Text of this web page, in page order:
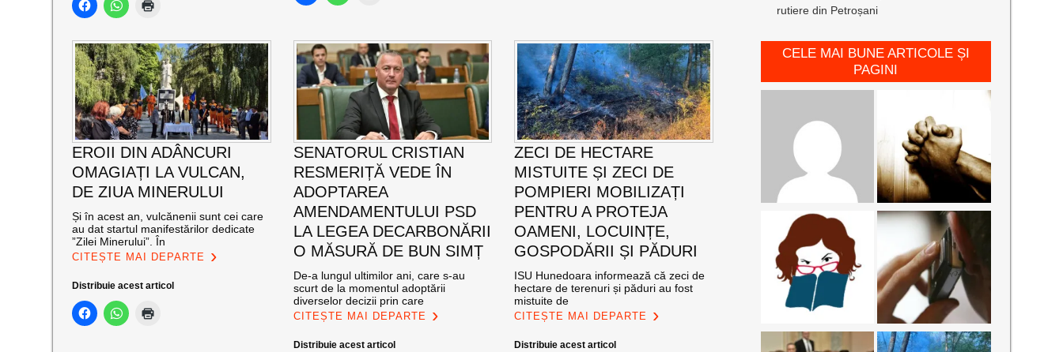
EROII DIN ADÂNCURI
OMAGIAȚI LA VULCAN,
DE ZIUA MINERULUI
Și în acest an, vulcănenii sunt cei care
au dat startul manifestărilor dedicate
”Zilei Minerului”. În
CITEȘTE MAI DEPARTE
Distribuie acest articol
SENATORUL CRISTIAN
RESMERIȚĂ VEDE ÎN
ADOPTAREA
AMENDAMENTULUI PSD
LA LEGEA DECARBONĂRII
O MĂSURĂ DE BUN SIMȚ
De-a lungul ultimilor ani, care s-au
scurt de la momentul adoptării
diverselor decizii prin care
CITEȘTE MAI DEPARTE
Distribuie acest articol
ZECI DE HECTARE
MISTUITE ȘI ZECI DE
POMPIERI MOBILIZAȚI
PENTRU A PROTEJA
OAMENI, LOCUINȚE,
GOSPODĂRII ȘI PĂDURI
ISU Hunedoara informează că zeci de
hectare de terenuri și păduri au fost
mistuite de
CITEȘTE MAI DEPARTE
Distribuie acest articol
rutiere din Petroșani
CELE MAI BUNE ARTICOLE ȘI
PAGINI